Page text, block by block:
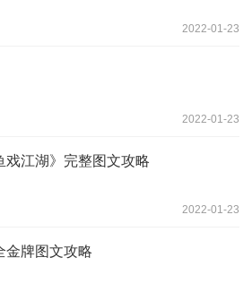
2022-01-23
2022-01-23
戏江湖》完整图文攻略
2022-01-23
金牌图文攻略